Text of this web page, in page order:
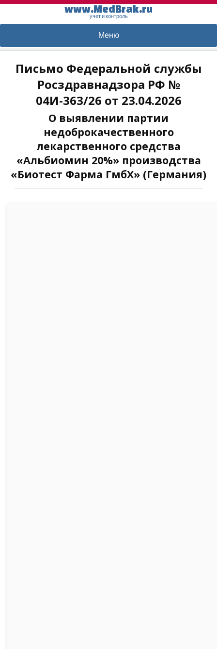
www.MedBrak.ru
учет и контроль
Меню
Письмо Федеральной службы
Росздравнадзора РФ №
04И-363/26 от 23.04.2026
О выявлении партии
недоброкачественного
лекарственного средства
«Альбиомин 20%» производства
«Биотест Фарма ГмбХ» (Германия)